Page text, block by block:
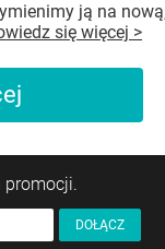
ją na
się więcej >
promocji.